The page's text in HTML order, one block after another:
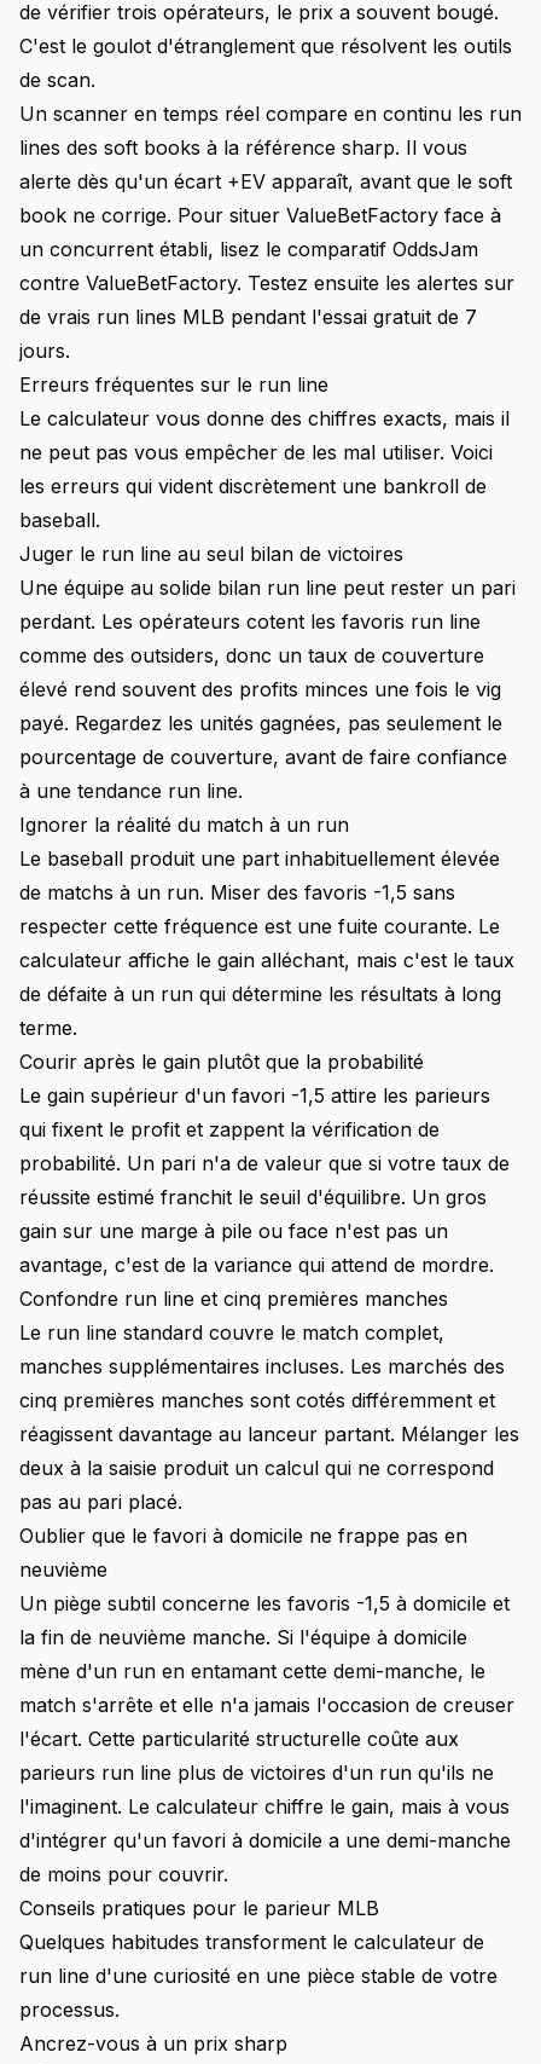
de vérifier trois opérateurs, le prix a souvent bougé.
C'est le goulot d'étranglement que résolvent les outils
de scan.
Un scanner en temps réel compare en continu les run
lines des soft books à la référence sharp. Il vous
alerte dès qu'un écart +EV apparaît, avant que le soft
book ne corrige. Pour situer ValueBetFactory face à
un concurrent établi, lisez le comparatif OddsJam
contre ValueBetFactory. Testez ensuite les alertes sur
de vrais run lines MLB pendant l'essai gratuit de 7
jours.
Erreurs fréquentes sur le run line
Le calculateur vous donne des chiffres exacts, mais il
ne peut pas vous empêcher de les mal utiliser. Voici
les erreurs qui vident discrètement une bankroll de
baseball.
Juger le run line au seul bilan de victoires
Une équipe au solide bilan run line peut rester un pari
perdant. Les opérateurs cotent les favoris run line
comme des outsiders, donc un taux de couverture
élevé rend souvent des profits minces une fois le vig
payé. Regardez les unités gagnées, pas seulement le
pourcentage de couverture, avant de faire confiance
à une tendance run line.
Ignorer la réalité du match à un run
Le baseball produit une part inhabituellement élevée
de matchs à un run. Miser des favoris -1,5 sans
respecter cette fréquence est une fuite courante. Le
calculateur affiche le gain alléchant, mais c'est le taux
de défaite à un run qui détermine les résultats à long
terme.
Courir après le gain plutôt que la probabilité
Le gain supérieur d'un favori -1,5 attire les parieurs
qui fixent le profit et zappent la vérification de
probabilité. Un pari n'a de valeur que si votre taux de
réussite estimé franchit le seuil d'équilibre. Un gros
gain sur une marge à pile ou face n'est pas un
avantage, c'est de la variance qui attend de mordre.
Confondre run line et cinq premières manches
Le run line standard couvre le match complet,
manches supplémentaires incluses. Les marchés des
cinq premières manches sont cotés différemment et
réagissent davantage au lanceur partant. Mélanger les
deux à la saisie produit un calcul qui ne correspond
pas au pari placé.
Oublier que le favori à domicile ne frappe pas en
neuvième
Un piège subtil concerne les favoris -1,5 à domicile et
la fin de neuvième manche. Si l'équipe à domicile
mène d'un run en entamant cette demi-manche, le
match s'arrête et elle n'a jamais l'occasion de creuser
l'écart. Cette particularité structurelle coûte aux
parieurs run line plus de victoires d'un run qu'ils ne
l'imaginent. Le calculateur chiffre le gain, mais à vous
d'intégrer qu'un favori à domicile a une demi-manche
de moins pour couvrir.
Conseils pratiques pour le parieur MLB
Quelques habitudes transforment le calculateur de
run line d'une curiosité en une pièce stable de votre
processus.
Ancrez-vous à un prix sharp